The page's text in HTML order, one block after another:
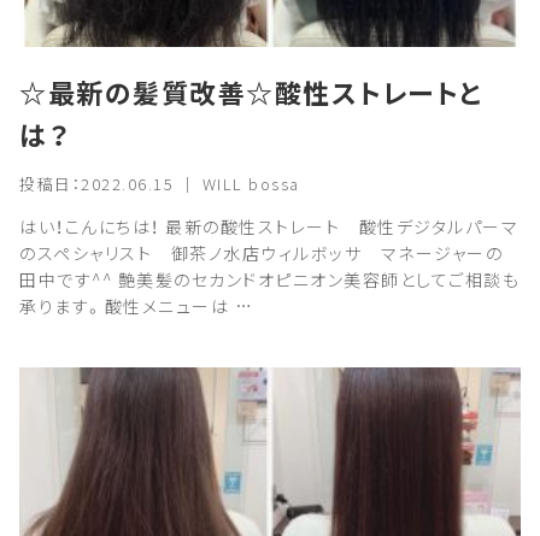
☆最新の髪質改善☆酸性ストレートと
は？
投稿日：2022.06.15 ｜ WILL bossa
はい！こんにちは！ 最新の酸性ストレート 酸性デジタルパーマ
のスペシャリスト 御茶ノ水店ウィルボッサ マネージャーの
田中です^^ 艶美髪のセカンドオピニオン美容師としてご相談も
承ります。酸性メニューは …